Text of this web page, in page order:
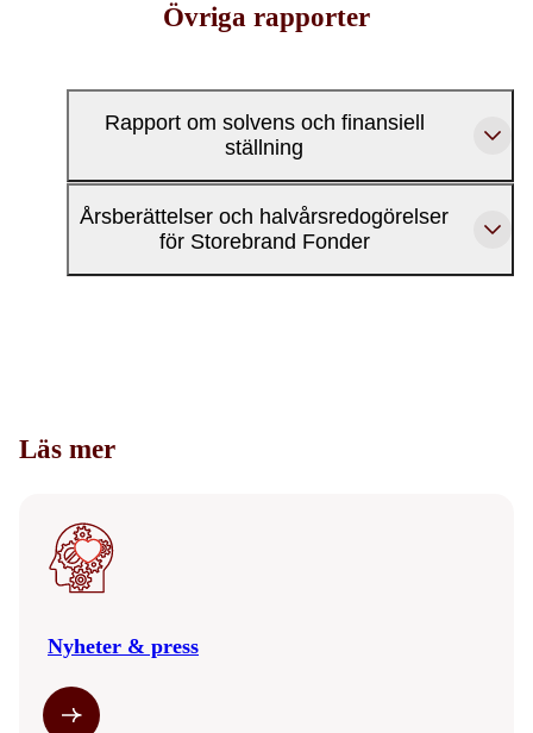
Övriga rapporter
Rapport om solvens och finansiell
ställning
Årsberättelser och halvårsredogörelser
för Storebrand Fonder
Läs mer
Nyheter & press